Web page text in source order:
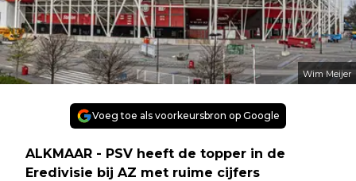
Wim Meijer
Voeg toe als voorkeursbron op Google
ALKMAAR - PSV heeft de topper in de
Eredivisie bij AZ met ruime cijfers